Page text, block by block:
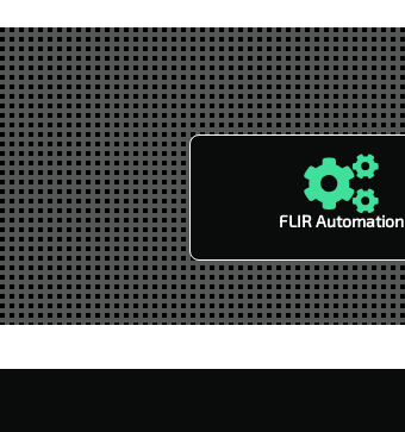

FLIR Automation